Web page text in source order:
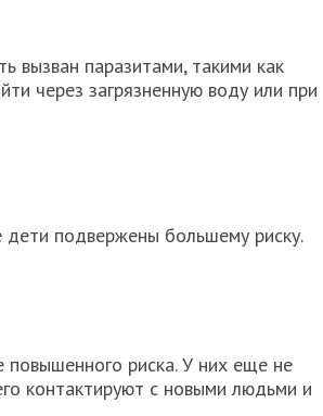
вызван паразитами, такими как
через загрязненную воду или при
дети подвержены большему риску.
риска. У них еще не
контактируют с новыми людьми и